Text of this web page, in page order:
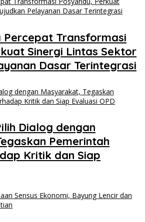
Percepat Transformasi
Sinergi Lintas Sektor
Dasar Terintegrasi
Dialog dengan
Pemerintah
Kritik dan Siap